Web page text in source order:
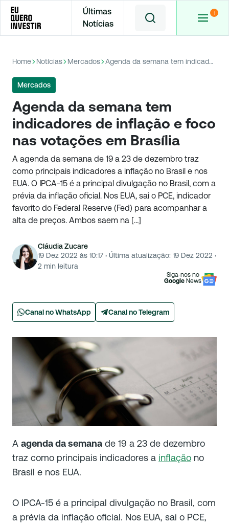
Últimas
Notícias
Home Notícias Mercados Agenda da semana tem indicadores de inflação e foco nas votações em Brasília
Mercados
Agenda da semana tem
indicadores de inflação e foco
nas votações em Brasília
A agenda da semana de 19 a 23 de dezembro traz
como principais indicadores a inflação no Brasil e nos
EUA. O IPCA-15 é a principal divulgação no Brasil, com a
prévia da inflação oficial. Nos EUA, sai o PCE, indicador
favorito do Federal Reserve (Fed) para acompanhar a
alta de preços. Ambos saem na […]
Cláudia Zucare
19 Dez 2022 às 10:17 · Última atualização: 19 Dez 2022 ·
2 min leitura
Siga-nos no
Google News
Canal no WhatsApp Canal no Telegram
A agenda da semana de 19 a 23 de dezembro
traz como principais indicadores a inflação no
Brasil e nos EUA.
O IPCA-15 é a principal divulgação no Brasil, com
a prévia da inflação oficial. Nos EUA, sai o PCE,